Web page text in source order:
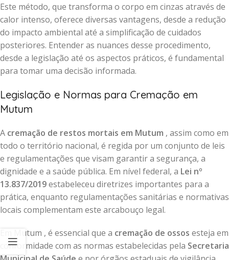
Este método, que transforma o corpo em cinzas através de
calor intenso, oferece diversas vantagens, desde a redução
do impacto ambiental até a simplificação de cuidados
posteriores. Entender as nuances desse procedimento,
desde a legislação até os aspectos práticos, é fundamental
para tomar uma decisão informada.
Legislação e Normas para Cremação em
Mutum
A cremação de restos mortais em Mutum , assim como em
todo o território nacional, é regida por um conjunto de leis
e regulamentações que visam garantir a segurança, a
dignidade e a saúde pública. Em nível federal, a Lei nº
13.837/2019estabeleceu diretrizes importantes para a
prática, enquanto regulamentações sanitárias e normativas
locais complementam este arcabouço legal.
Em Mutum , é essencial que a cremação de ossos esteja em
conformidade com as normas estabelecidas pela Secretaria